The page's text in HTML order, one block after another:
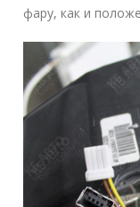
фару, как и